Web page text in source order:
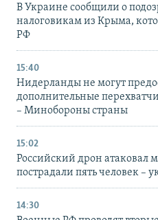
В Украине сообщили о
налоговикам из Крыма,
РФ
15:40
Нидерланды не могут
дополнительные
– Минобороны страны
15:02
Российский дрон атаковал
пострадали пять человек –
14:30